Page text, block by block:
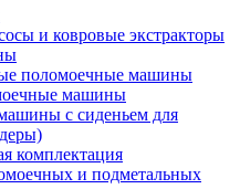
и ковровые экстракторы
поломоечные машины
машины
с сиденьем для
комплектация
и подметальных